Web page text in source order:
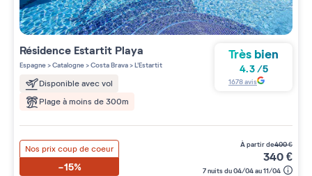
Résidence Estartit Playa
Espagne>Catalogne>Costa Brava>L'Estartit
Disponible avec vol
Plage à moins de 300m
Très bien
4.3/5
1678avis
Nos prix coup de coeur
-15%
à partir de400€
340€
7 nuits du 04/04 au 11/04